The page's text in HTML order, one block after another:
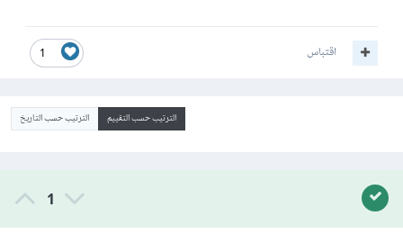
1 اقتباس
الترتيب حسب التقييم الترتيب حسب التاريخ
1